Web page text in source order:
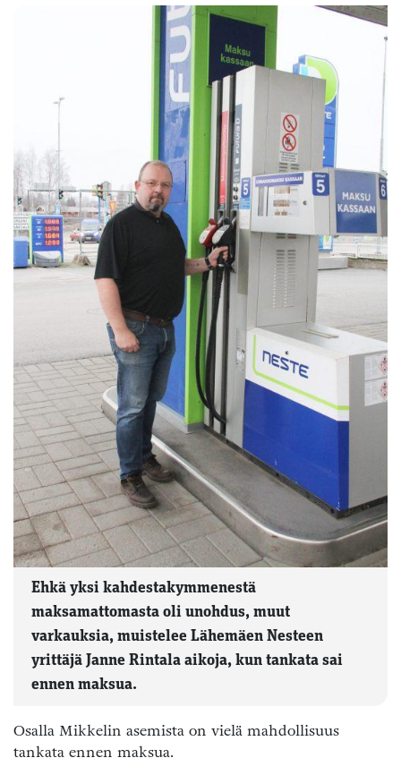
Ehkä yksi kahdestakymmenestä
maksamattomasta oli unohdus, muut
varkauksia, muistelee Lähemäen Nesteen
yrittäjä Janne Rintala aikoja, kun tankata sai
ennen maksua.
Osalla Mikkelin asemista on vielä mahdollisuus
tankata ennen maksua.